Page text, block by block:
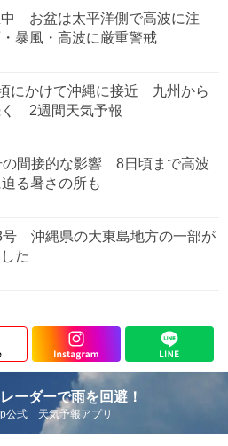
中 お盆は太平洋側で高波に注
暴風・高波に厳重警戒
にかけて沖縄に接近 九州から
く 2週間天気予報
の間接的な影響 8日頃まで高波
る暑さの所も
号 沖縄県の大東島地方の一部が
た
ーダーで雨を回避！
公式 天気予報アプリ